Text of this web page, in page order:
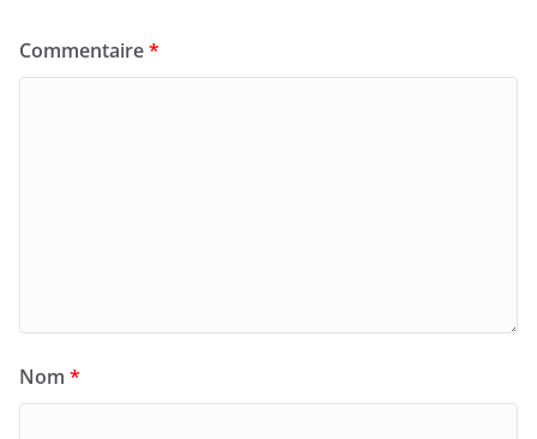
Commentaire*
Nom *